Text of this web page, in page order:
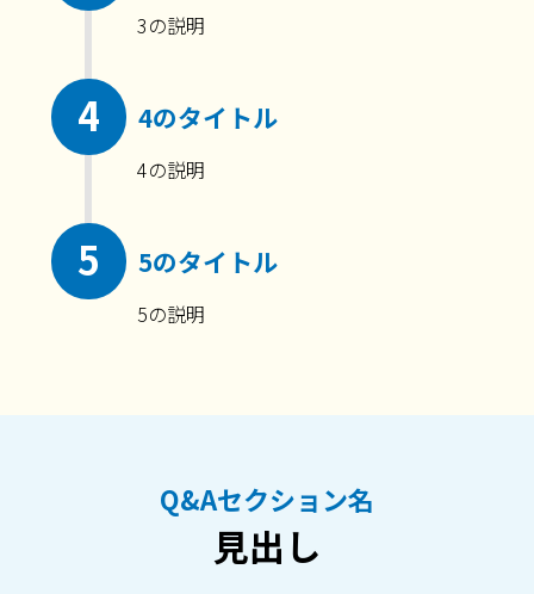
3の説明
4 4のタイトル
4の説明
5 5のタイトル
5の説明
Q&Aセクション名
見出し